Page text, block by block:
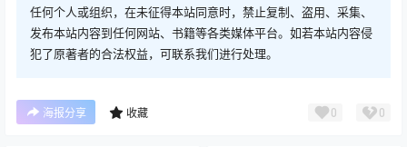
任何个人或组织，在未征得本站同意时，禁止复制、盗用、采集、
发布本站内容到任何网站、书籍等各类媒体平台。如若本站内容侵
犯了原著者的合法权益，可联系我们进行处理。
海报分享 收藏 0 0